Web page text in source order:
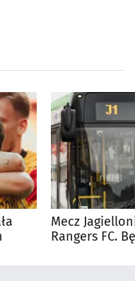
Mecz
Rangers FC.